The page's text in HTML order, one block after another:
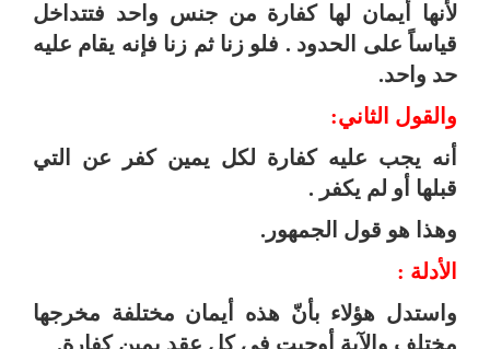
لأنها أيمان لها كفارة من جنس واحد فتتداخل
قياساً على الحدود . فلو زنا ثم زنا فإنه يقام عليه
حد واحد.
والقول الثاني:
أنه يجب عليه كفارة لكل يمين كفر عن التي
قبلها أو لم يكفر .
وهذا هو قول الجمهور.
الأدلة :
واستدل هؤلاء بأنّ هذه أيمان مختلفة مخرجها
مختلف والآية أوجبت في كل عقد يمين كفارة.